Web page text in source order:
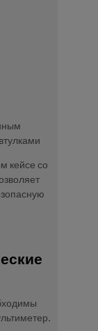
кейсе со